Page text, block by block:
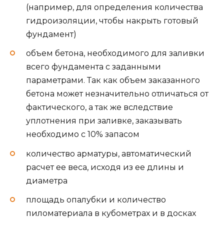
(например, для определения количества
гидроизоляции, чтобы накрыть готовый
фундамент)
объем бетона, необходимого для заливки
всего фундамента с заданными
параметрами. Так как объем заказанного
бетона может незначительно отличаться от
фактического, а так же вследствие
уплотнения при заливке, заказывать
необходимо с 10% запасом
количество арматуры, автоматический
расчет ее веса, исходя из ее длины и
диаметра
площадь опалубки и количество
пиломатериала в кубометрах и в досках